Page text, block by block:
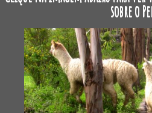
sobre o